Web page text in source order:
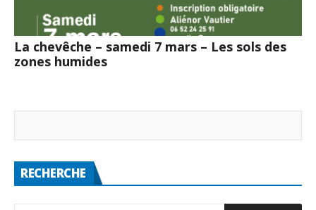
La chevêche – samedi 7 mars – Les sols des
zones humides
RECHERCHE